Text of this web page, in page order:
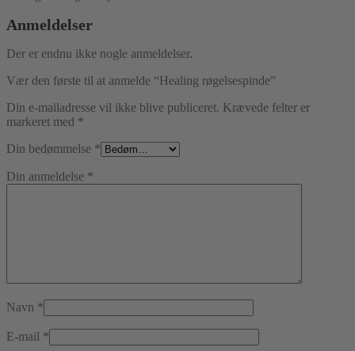
Anmeldelser
Der er endnu ikke nogle anmeldelser.
Vær den første til at anmelde “Healing røgelsespinde”
Din e-mailadresse vil ikke blive publiceret. Krævede felter er
markeret med *
Din bedømmelse *
Din anmeldelse *
Navn *
E-mail *